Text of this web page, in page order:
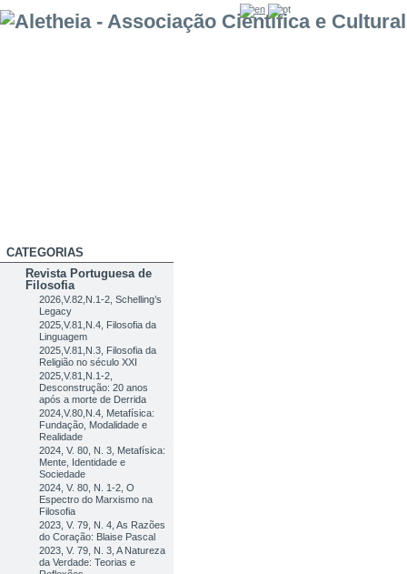
CATEGORIAS
Revista Portuguesa de
Filosofia
2026,V.82,N.1-2, Schelling’s
Legacy
2025,V.81,N.4, Filosofia da
Linguagem
2025,V.81,N.3, Filosofia da
Religião no século XXI
2025,V.81,N.1-2,
Desconstrução: 20 anos
após a morte de Derrida
2024,V.80,N.4, Metafísica:
Fundação, Modalidade e
Realidade
2024, V. 80, N. 3, Metafísica:
Mente, Identidade e
Sociedade
2024, V. 80, N. 1-2, O
Espectro do Marxismo na
Filosofia
2023, V. 79, N. 4, As Razões
do Coração: Blaise Pascal
2023, V. 79, N. 3, A Natureza
da Verdade: Teorias e